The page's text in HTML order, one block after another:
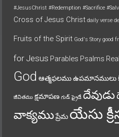
#JesusChrist #Redemption #Sacrifice
Cross of Jesus Christ daily verse
Fruits of the Spirit God's Story good
for Jesus Parables Psalms
God ఆత్మఫలముఉపమానములు
జీవితము క్షమాపణ గుడ్ ఫ్రైడే దేవుడు
వాక్యముప్రేమ యేసు